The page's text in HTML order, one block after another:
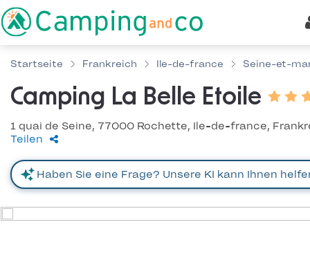
Startseite Frankreich Ile-de-france Seine-et-
Camping La Belle Etoile
1 quai de Seine, 77000 Rochette, Ile-de-france,
Teilen